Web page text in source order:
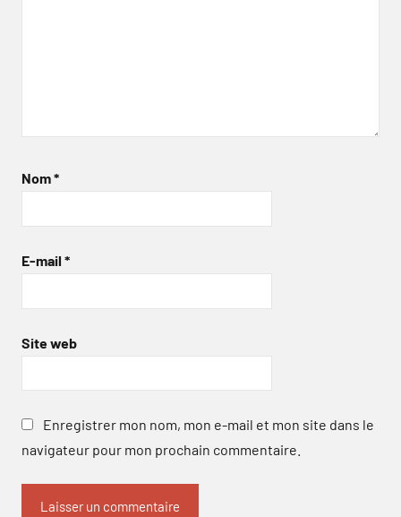
Nom*
E-mail *
Site web
Enregistrer mon nom, mon e-mail et mon site dans le
navigateur pour mon prochain commentaire.